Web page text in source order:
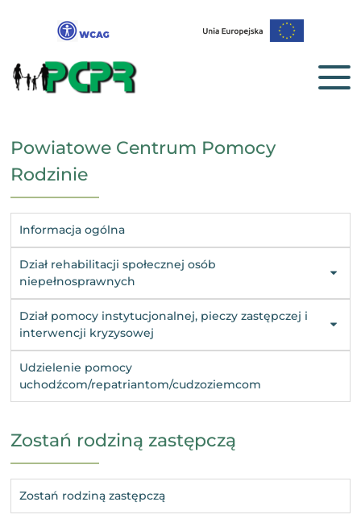
Powiatowe Centrum Pomocy
Rodzinie
Informacja ogólna
Dział rehabilitacji społecznej osób
niepełnosprawnych
Dział pomocy instytucjonalnej, pieczy zastępczej i
interwencji kryzysowej
Udzielenie pomocy
uchodźcom/repatriantom/cudzoziemcom
Zostań rodziną zastępczą
Zostań rodziną zastępczą